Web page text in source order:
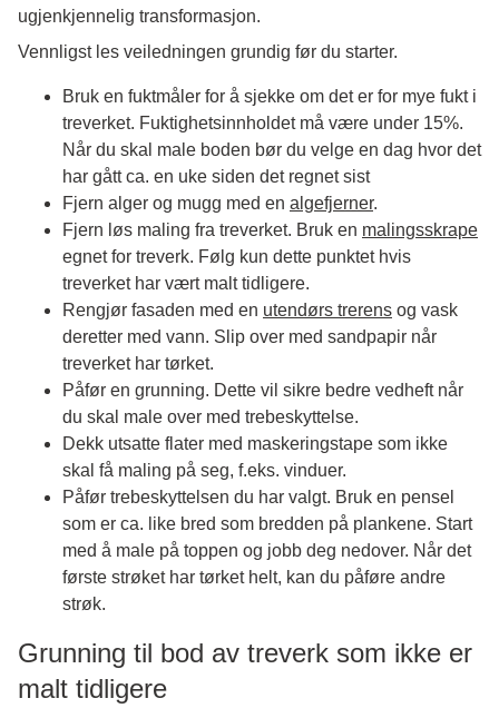
ugjenkjennelig transformasjon.
Vennligst les veiledningen grundig før du starter.
Bruk en fuktmåler for å sjekke om det er for mye fukt i
treverket. Fuktighetsinnholdet må være under 15%.
Når du skal male boden bør du velge en dag hvor det
har gått ca. en uke siden det regnet sist
Fjern alger og mugg med en algefjerner.
Fjern løs maling fra treverket. Bruk en malingsskrape
egnet for treverk. Følg kun dette punktet hvis
treverket har vært malt tidligere.
Rengjør fasaden med en utendørs trerens og vask
deretter med vann. Slip over med sandpapir når
treverket har tørket.
Påfør en grunning. Dette vil sikre bedre vedheft når
du skal male over med trebeskyttelse.
Dekk utsatte flater med maskeringstape som ikke
skal få maling på seg, f.eks. vinduer.
Påfør trebeskyttelsen du har valgt. Bruk en pensel
som er ca. like bred som bredden på plankene. Start
med å male på toppen og jobb deg nedover. Når det
første strøket har tørket helt, kan du påføre andre
strøk.
Grunning til bod av treverk som ikke er
malt tidligere